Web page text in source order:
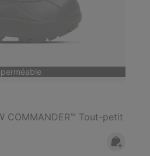
COMMANDER™ Tout-petit